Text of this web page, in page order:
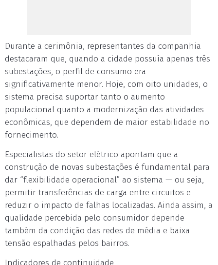
Durante a cerimônia, representantes da companhia
destacaram que, quando a cidade possuía apenas três
subestações, o perfil de consumo era
significativamente menor. Hoje, com oito unidades, o
sistema precisa suportar tanto o aumento
populacional quanto a modernização das atividades
econômicas, que dependem de maior estabilidade no
fornecimento.
Especialistas do setor elétrico apontam que a
construção de novas subestações é fundamental para
dar “flexibilidade operacional” ao sistema — ou seja,
permitir transferências de carga entre circuitos e
reduzir o impacto de falhas localizadas. Ainda assim, a
qualidade percebida pelo consumidor depende
também da condição das redes de média e baixa
tensão espalhadas pelos bairros.
Indicadores de continuidade